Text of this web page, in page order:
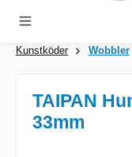
Kunstköder Wobbler
TAIPAN
33mm